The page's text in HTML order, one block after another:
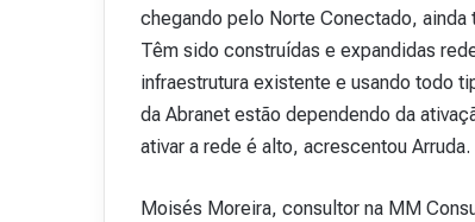
chegando pelo Norte Conectado,
Têm sido construídas e expandidas
infraestrutura existente e usando todo
da Abranet estão dependendo da
ativar a rede é alto, acrescentou Arruda.
Moisés Moreira, consultor na MM